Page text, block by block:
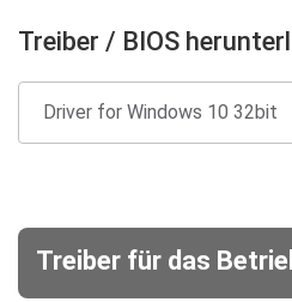
Treiber / BIOS
Treiber für das